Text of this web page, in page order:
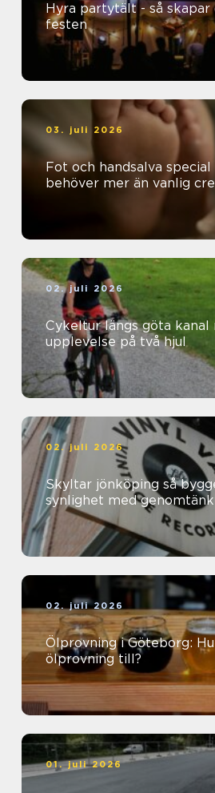
Hyra partytält - så
festen
03. juli 2026
Fot och handsalva special när huden
behöver mer än vanlig
02. juli 2026
Cykeltur längs göta kanal naturnära
upplevelse på två hjul
02. juli 2026
Skyltar jönköping så bygger företag
synlighet med
02. juli 2026
Ölprovning i Göteborg:
ölprovning till?
01. juli 2026